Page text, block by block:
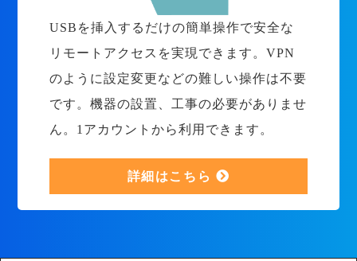
USBを挿入するだけの簡単操作で安全な
リモートアクセスを実現できます。VPN
のように設定変更などの難しい操作は不要
です。機器の設置、工事の必要がありませ
ん。1アカウントから利用できます。
詳細はこちら